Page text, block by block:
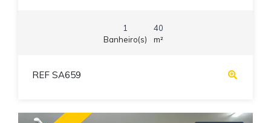
1
Banheiro(s)
40
m²
REF SA659